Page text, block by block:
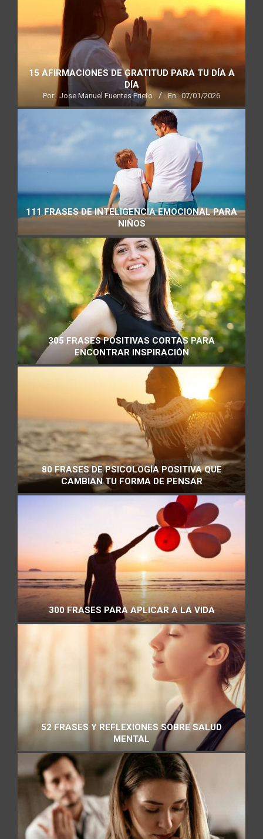
15 AFIRMACIONES DE GRATITUD PARA TU DÍA A
DÍA
Por: Jose Manuel Fuentes Prieto En: 07/01/2026
111 FRASES DE INTELIGENCIA EMOCIONAL PARA
NIÑOS
305 FRASES POSITIVAS CORTAS PARA
ENCONTRAR INSPIRACIÓN
80 FRASES DE PSICOLOGÍA POSITIVA QUE
CAMBIAN TU FORMA DE PENSAR
300 FRASES PARA APLICAR A LA VIDA
52 FRASES Y REFLEXIONES SOBRE SALUD
MENTAL